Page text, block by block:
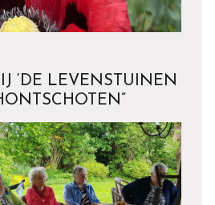
‘DE LEVENSTUINEN